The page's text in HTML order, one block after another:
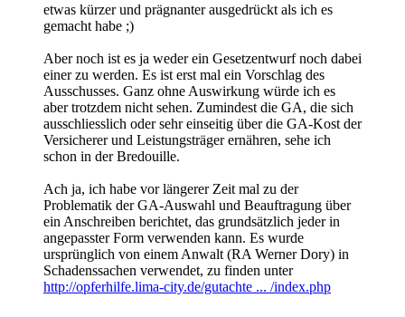
etwas kürzer und prägnanter ausgedrückt als ich es
gemacht habe ;)
Aber noch ist es ja weder ein Gesetzentwurf noch dabei
einer zu werden. Es ist erst mal ein Vorschlag des
Ausschusses. Ganz ohne Auswirkung würde ich es
aber trotzdem nicht sehen. Zumindest die GA, die sich
ausschliesslich oder sehr einseitig über die GA-Kost der
Versicherer und Leistungsträger ernähren, sehe ich
schon in der Bredouille.
Ach ja, ich habe vor längerer Zeit mal zu der
Problematik der GA-Auswahl und Beauftragung über
ein Anschreiben berichtet, das grundsätzlich jeder in
angepasster Form verwenden kann. Es wurde
ursprünglich von einem Anwalt (RA Werner Dory) in
Schadenssachen verwendet, zu finden unter
http://opferhilfe.lima-city.de/gutachte ... /index.php